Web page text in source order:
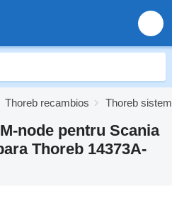
Thoreb recambios Thoreb
node pentru Scania
Thoreb 14373A-